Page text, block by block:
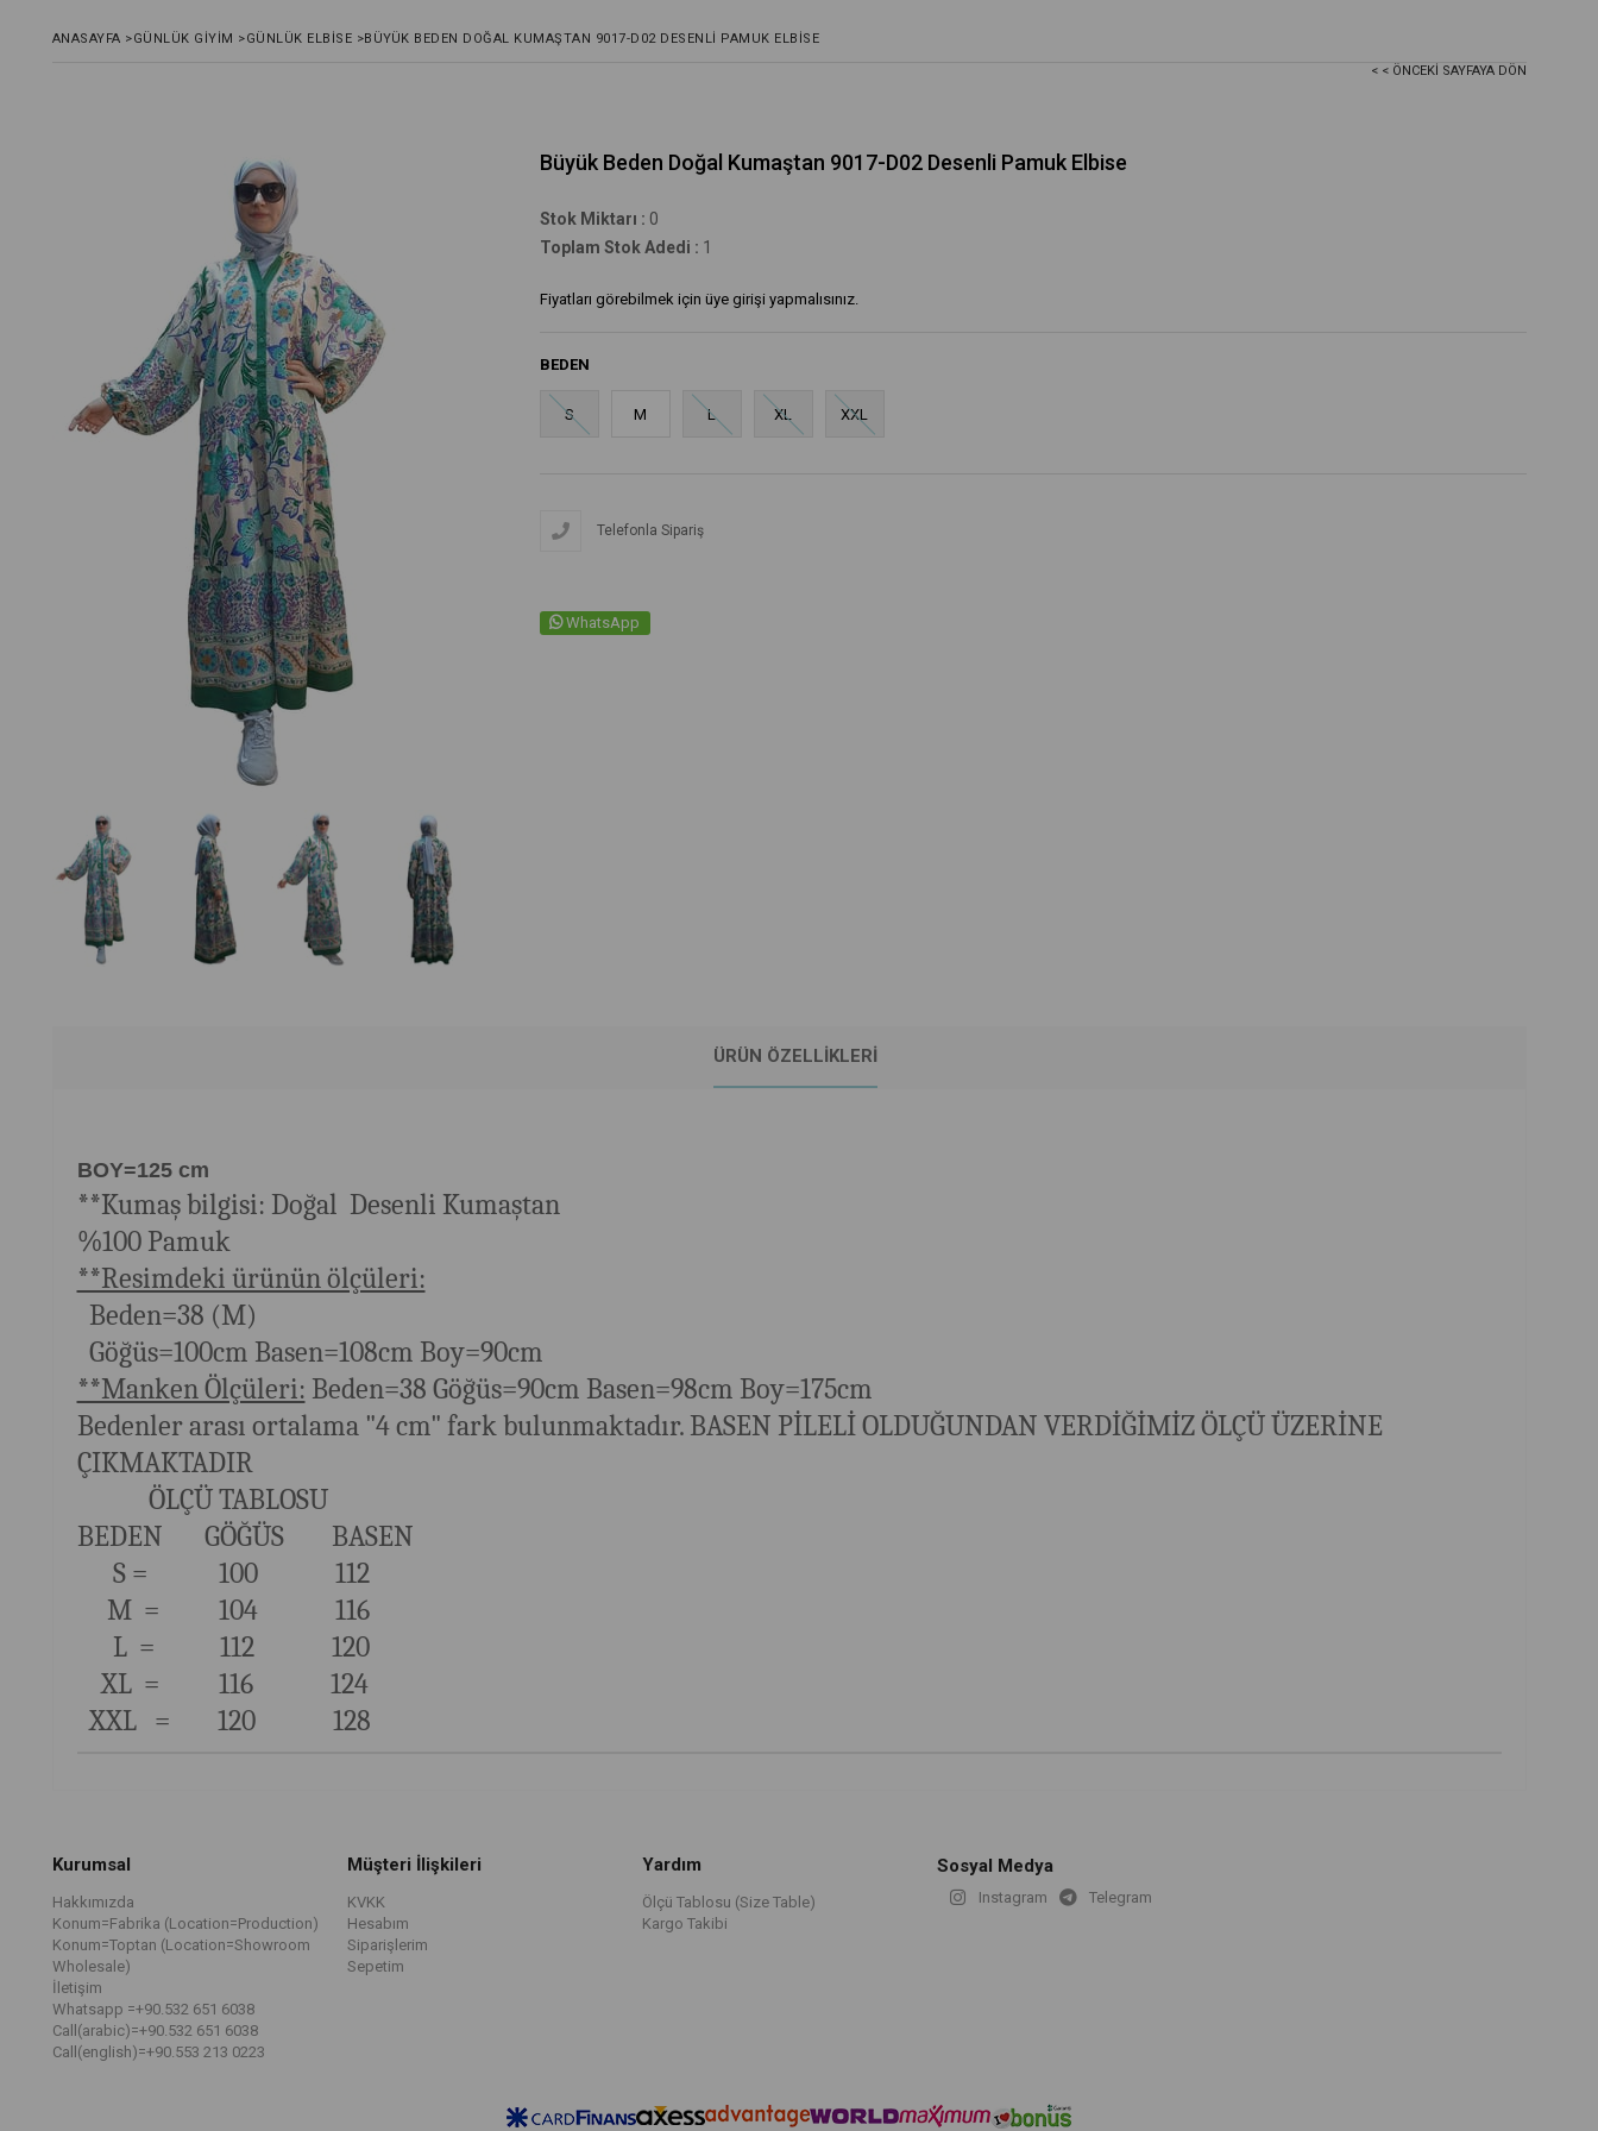
ANASAYFA >GÜNLÜK GIYIM >GÜNLÜK ELBISE >BÜYÜK BEDEN DOĞAL KUMAŞTAN 9017-D02 DESENLI PAMUK ELBISE
< < ÖNCEKI SAYFAYA DÖN
Büyük Beden Doğal Kumaştan 9017-D02 Desenli Pamuk Elbise
Stok Miktarı : 0
Toplam Stok Adedi : 1
Fiyatları görebilmek için üye girişi yapmalısınız.
BEDEN
S M L XL XXL
Telefonla Sipariş
WhatsApp
ÜRÜN ÖZELLIKLERI
BOY=125 cm
**Kumaş bilgisi: Doğal Desenli Kumaştan
%100 Pamuk
**Resimdeki ürünün ölçüleri:
Beden=38 (M)
Göğüs=100cm Basen=108cm Boy=90cm
**Manken Ölçüleri: Beden=38 Göğüs=90cm Basen=98cm Boy=175cm
Bedenler arası ortalama "4 cm" fark bulunmaktadır. BASEN PİLELİ OLDUĞUNDAN VERDİĞİMİZ ÖLÇÜ ÜZERİNE
ÇIKMAKTADIR
ÖLÇÜ TABLOSU
BEDEN GÖĞÜS BASEN
S = 100 112
M = 104 116
L = 112 120
XL = 116 124
XXL = 120 128
Kurumsal
Hakkımızda
Konum=Fabrika (Location=Production)
Konum=Toptan (Location=Showroom
Wholesale)
İletişim
Whatsapp =+90.532 651 6038
Call(arabic)=+90.532 651 6038
Call(english)=+90.553 213 0223
Müşteri İlişkileri
KVKK
Hesabım
Siparişlerim
Sepetim
Yardım
Ölçü Tablosu (Size Table)
Kargo Takibi
Sosyal Medya
Instagram Telegram